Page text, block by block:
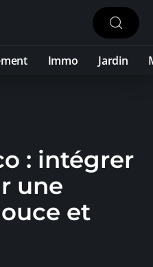
Immo Jardin
: intégrer
une
et